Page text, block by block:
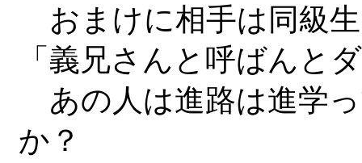
おまけに相手は同級
「義兄さんと呼ばんと
あの人は進路は進学
か？